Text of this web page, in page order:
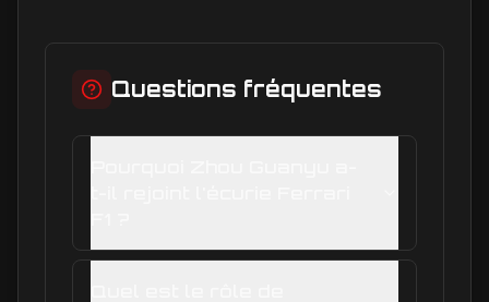
Questions fréquentes